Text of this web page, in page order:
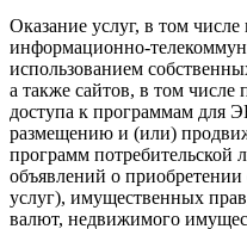
Оказание услуг, в том
информационно-
использованием
а также сайтов, в том числе
доступа к программам для
размещению и (или)
программ потребительской
объявлений о приобретении
услуг), имущественных
валют, недвижимого